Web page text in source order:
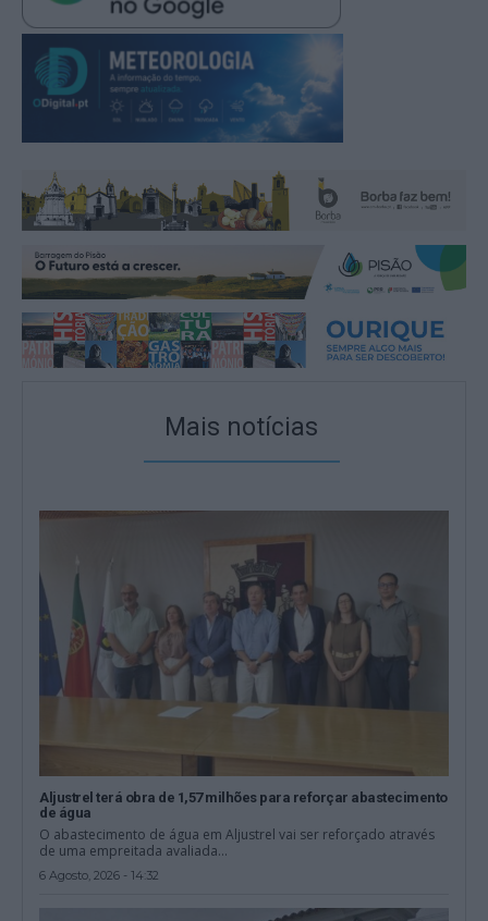
Mais notícias
Aljustrel terá obra de 1,57 milhões para reforçar abastecimento
de água
O abastecimento de água em Aljustrel vai ser reforçado através
de uma empreitada avaliada...
6 Agosto, 2026 - 14:32